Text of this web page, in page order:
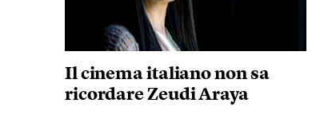
Il cinema italiano non sa
ricordare Zeudi Araya